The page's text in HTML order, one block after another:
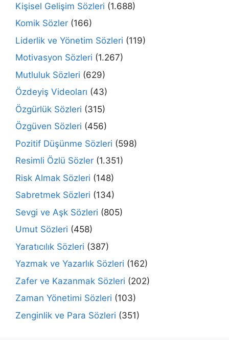
Kişisel Gelişim Sözleri (1.688)
Komik Sözler (166)
Liderlik ve Yönetim Sözleri (119)
Motivasyon Sözleri (1.267)
Mutluluk Sözleri (629)
Özdeyiş Videoları (43)
Özgürlük Sözleri (315)
Özgüven Sözleri (456)
Pozitif Düşünme Sözleri (598)
Resimli Özlü Sözler (1.351)
Risk Almak Sözleri (148)
Sabretmek Sözleri (134)
Sevgi ve Aşk Sözleri (805)
Umut Sözleri (458)
Yaratıcılık Sözleri (387)
Yazmak ve Yazarlık Sözleri (162)
Zafer ve Kazanmak Sözleri (202)
Zaman Yönetimi Sözleri (103)
Zenginlik ve Para Sözleri (351)